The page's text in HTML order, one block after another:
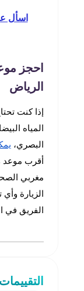
اسأل
احجز
الرياض
إذا كنت
المياه
البصري،
أقرب موعد
مغربي
الزيارة
الفريق في
التقييمات